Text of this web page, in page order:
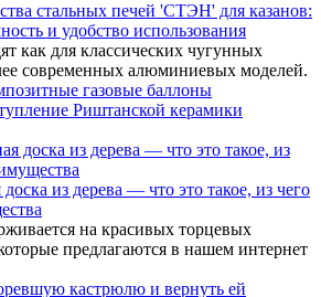
стальных печей 'СТЭН' для казанов:
и удобство использования
как для классических чугунных
современных алюминиевых моделей.
газовые баллоны
Риштанской керамики
из дерева — что это такое, из чего
на красивых торцевых
предлагаются в нашем интернет